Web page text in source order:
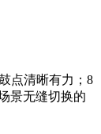
点清晰有力；8
景无缝切换的